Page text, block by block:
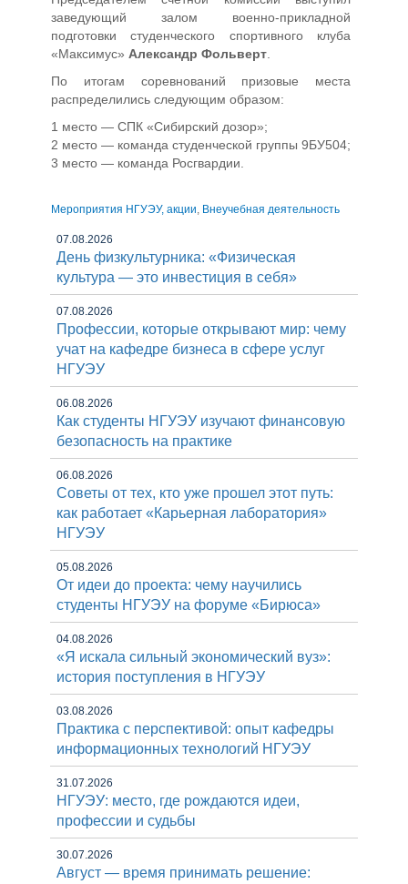
заведующий залом военно-прикладной
подготовки студенческого спортивного клуба
«Максимус» Александр Фольверт
По итогам соревнований призовые места
распределились следующим образом:
1 место — СПК «Сибирский дозор»;
2 место — команда студенческой группы 9БУ504;
3 место — команда Росгвардии.
Мероприятия НГУЭУ, акции, Внеучебная деятельность
07.08.2026
День физкультурника: «Физическая
культура — это инвестиция в себя»
07.08.2026
Профессии, которые открывают мир: чему
учат на кафедре бизнеса в сфере услуг
НГУЭУ
06.08.2026
Как студенты НГУЭУ изучают финансовую
безопасность на практике
06.08.2026
Советы от тех, кто уже прошел этот путь:
как работает «Карьерная лаборатория»
НГУЭУ
05.08.2026
От идеи до проекта: чему научились
студенты НГУЭУ на форуме «Бирюса»
04.08.2026
«Я искала сильный экономический вуз»:
история поступления в НГУЭУ
03.08.2026
Практика с перспективой: опыт кафедры
информационных технологий НГУЭУ
31.07.2026
НГУЭУ: место, где рождаются идеи,
профессии и судьбы
30.07.2026
Август — время принимать решение: